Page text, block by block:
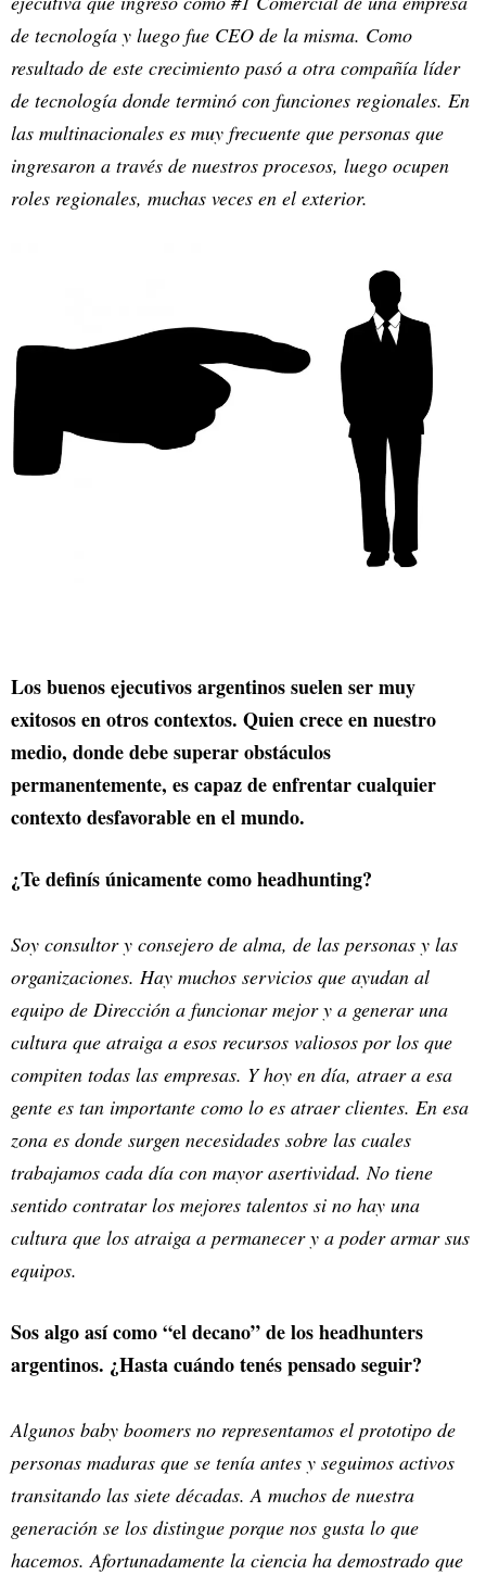
de tecnología y luego fue CEO de la misma. Como
resultado de este crecimiento pasó a otra compañía líder
de tecnología donde terminó con funciones regionales. En
las multinacionales es muy frecuente que personas que
ingresaron a través de nuestros procesos, luego ocupen
roles regionales, muchas veces en el exterior.
Los buenos ejecutivos argentinos suelen ser muy
exitosos en otros contextos. Quien crece en nuestro
medio, donde debe superar obstáculos
permanentemente, es capaz de enfrentar cualquier
contexto desfavorable en el mundo.
¿Te definís únicamente como headhunting?
Soy consultor y consejero de alma, de las personas y las
organizaciones. Hay muchos servicios que ayudan al
equipo de Dirección a funcionar mejor y a generar una
cultura que atraiga a esos recursos valiosos por los que
compiten todas las empresas. Y hoy en día, atraer a esa
gente es tan importante como lo es atraer clientes. En esa
zona es donde surgen necesidades sobre las cuales
trabajamos cada día con mayor asertividad. No tiene
sentido contratar los mejores talentos si no hay una
cultura que los atraiga a permanecer y a poder armar sus
equipos.
Sos algo así como “el decano” de los headhunters
argentinos. ¿Hasta cuándo tenés pensado seguir?
Algunos baby boomers no representamos el prototipo de
personas maduras que se tenía antes y seguimos activos
transitando las siete décadas. A muchos de nuestra
generación se los distingue porque nos gusta lo que
hacemos. Afortunadamente la ciencia ha demostrado que